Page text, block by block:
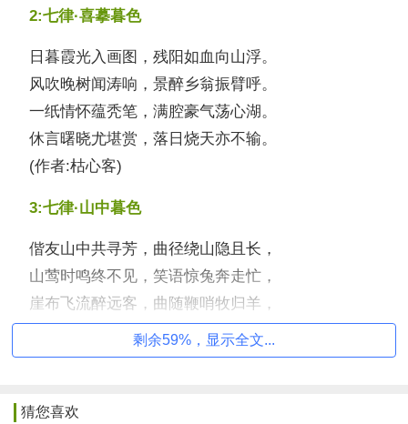
2:七律·喜摹暮色
日暮霞光入画图，残阳如血向山浮。
风吹晚树闻涛响，景醉乡翁振臂呼。
一纸情怀蕴秃笔，满腔豪气荡心湖。
休言曙晓尤堪赏，落日烧天亦不输。
(作者:枯心客)
3:七律·山中暮色
偕友山中共寻芳，曲径绕山隐且长，
山莺时鸣终不见，笑语惊兔奔走忙，
崖布飞流醉远客，曲随鞭哨牧归羊，
浮云落日残照里，暮烟飘处隐农庄。
(作者:军艳)
剩余59%，显示全文...
猜您喜欢